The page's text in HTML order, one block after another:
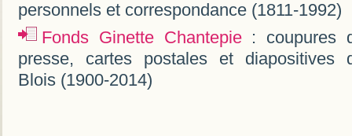
personnels et correspondance (1811-1992)
Fonds Ginette Chantepie: coupures
presse, cartes postales et diapositives
Blois (1900-2014)